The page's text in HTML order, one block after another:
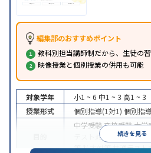
編集部のおすすめポイント
教科別担当講師制だから、生徒の
映像授業と個別授業の併用も可能
続きを見る
対象学年 小1 ~ 6 中1 ~ 3 高1 ~ 3
授業形式
個別指導(1対1) 個別指
中学受験高校受験大学
テスト対策
内申点対策
策私大対策共通テスト